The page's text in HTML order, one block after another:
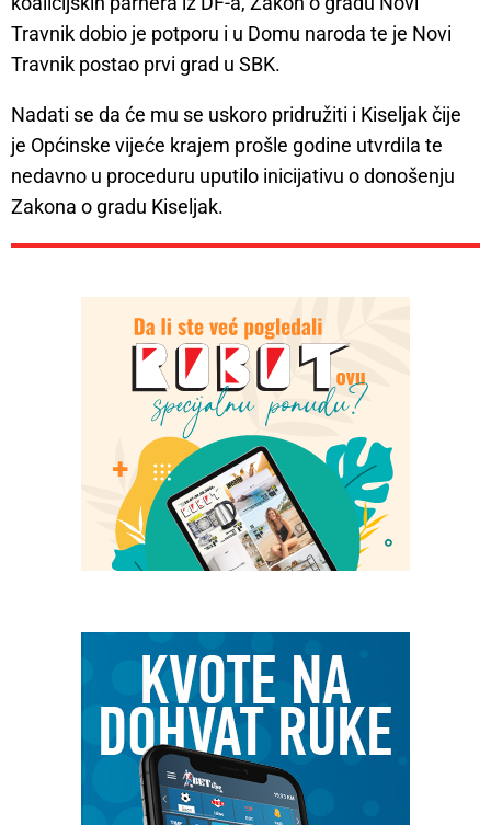
Travnik dobio je potporu i u Domu naroda te je Novi
Travnik postao prvi grad u SBK.
Nadati se da će mu se uskoro pridružiti i Kiseljak čije
je Općinske vijeće krajem prošle godine utvrdila te
nedavno u proceduru uputilo inicijativu o donošenju
Zakona o gradu Kiseljak.